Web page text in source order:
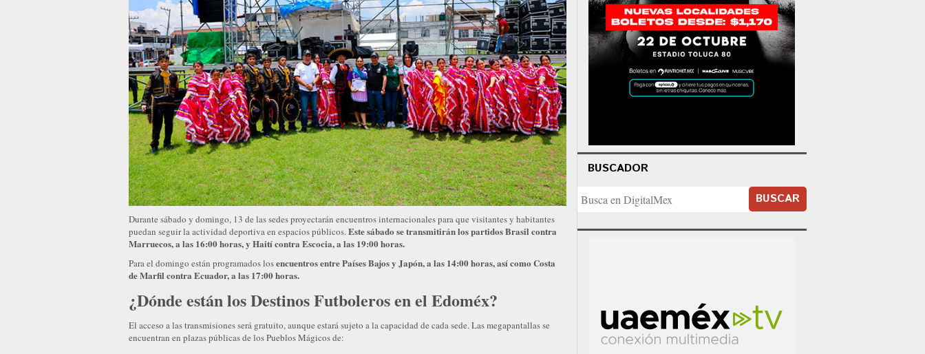
Durante sábado y domingo, 13 de las sedes proyectarán encuentros internacionales para que visitantes y habitantes
puedan seguir la actividad deportiva en espacios públicos.Este sábado se transmitirán los partidos Brasil contra
Marruecos, a las 16:00 horas, y Haití contra Escocia, a las 19:00 horas.
Para el domingo están programados losencuentros entre Países Bajos y Japón, a las 14:00 horas, así como Costa
de Marfil contra Ecuador, a las 17:00 horas.
¿Dónde están los Destinos Futboleros en el Edoméx?
El acceso a las transmisiones será gratuito, aunque estará sujeto a la capacidad de cada sede. Las megapantallas se
encuentran en plazas públicas de los Pueblos Mágicos de:
BUSCADOR
BUSCAR